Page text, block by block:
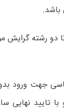
دو رشته گرایش
جهت ورود
تایید نهایی